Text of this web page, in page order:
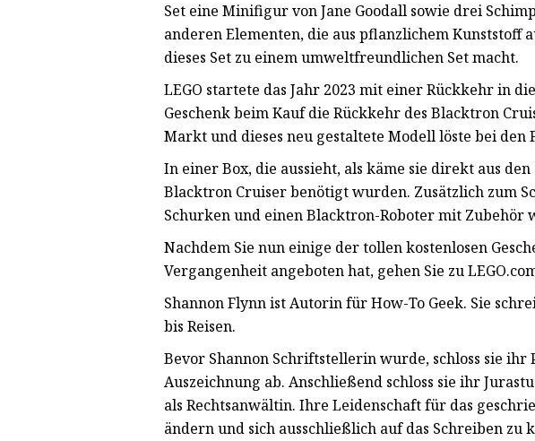
Set eine Minifigur von Jane Goodall sowie drei
anderen Elementen, die aus pflanzlichem Kunststoff
dieses Set zu einem umweltfreundlichen Set macht.
LEGO startete das Jahr 2023 mit einer Rückkehr in
Geschenk beim Kauf die Rückkehr des Blacktron
Markt und dieses neu gestaltete Modell löste bei den
In einer Box, die aussieht, als käme sie direkt aus
Blacktron Cruiser benötigt wurden. Zusätzlich zum
Schurken und einen Blacktron-Roboter mit Zubehör
Nachdem Sie nun einige der tollen kostenlosen
Vergangenheit angeboten hat, gehen Sie zu
Shannon Flynn ist Autorin für How-To Geek. Sie
bis Reisen.
Bevor Shannon Schriftstellerin wurde, schloss sie
Auszeichnung ab. Anschließend schloss sie ihr
als Rechtsanwältin. Ihre Leidenschaft für das
ändern und sich ausschließlich auf das Schreiben